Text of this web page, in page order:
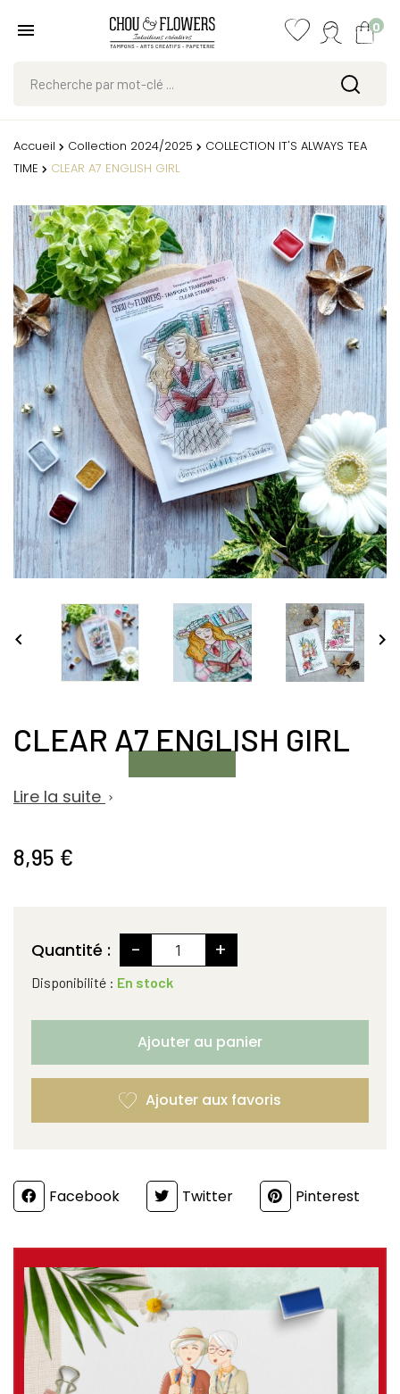
0
Accueil Collection 2024/2025
COLLECTION IT'S ALWAYS TEA
TIME
CLEAR A7 ENGLISH GIRL
 
CLEAR A7 ENGLISH GIRL
Lire la suite 
8,95 €
Quantité : - +
Disponibilité : En stock
Ajouter au panier
PartagerFacebook Twitter Pinterest